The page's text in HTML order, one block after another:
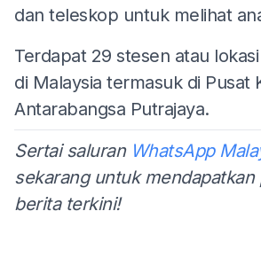
dan teleskop untuk melihat
Terdapat 29 stesen atau
di Malaysia termasuk di Pusat
Antarabangsa Putrajaya.
Sertai saluran WhatsApp
sekarang untuk mendapatkan
berita terkini!